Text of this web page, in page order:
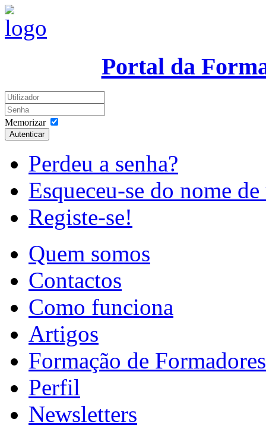
Portal da
Memorizar
Autenticar
Perdeu a senha?
Esqueceu-se do nome
Registe-se!
Quem somos
Contactos
Como funciona
Artigos
Formação de Formadores
Perfil
Newsletters